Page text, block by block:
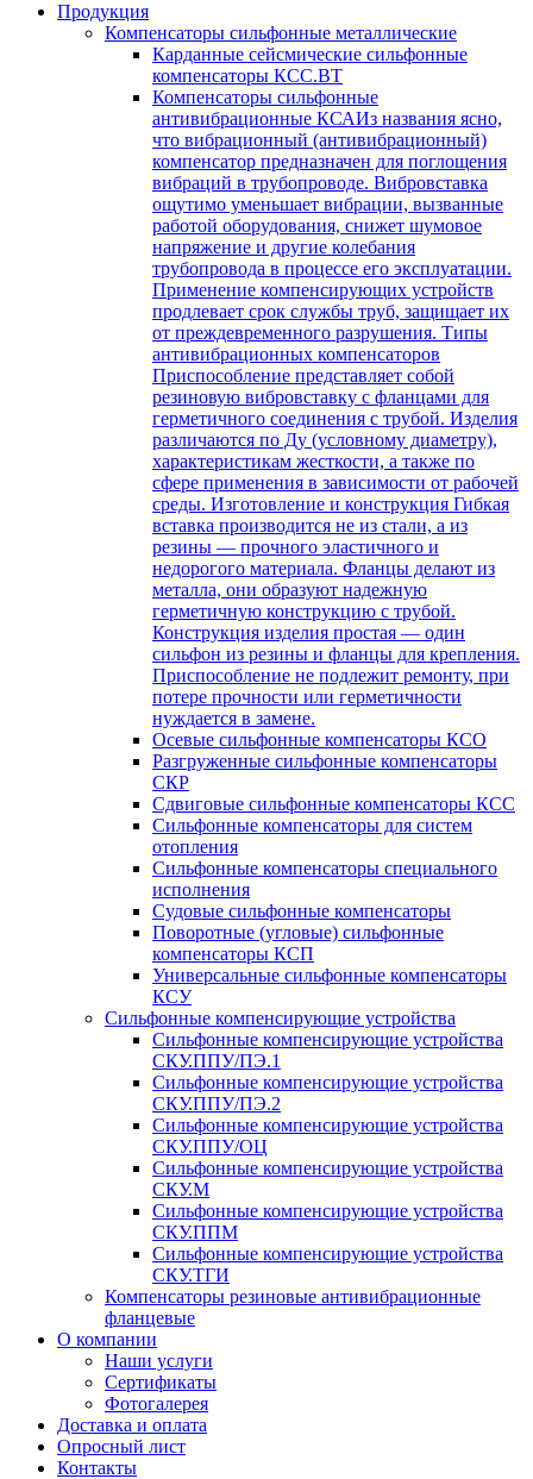
Продукция
Компенсаторы сильфонные металлические
Карданные сейсмические сильфонные
компенсаторы КСС.ВТ
Компенсаторы сильфонные
антивибрационные КСАИз названия ясно,
что вибрационный (антивибрационный)
компенсатор предназначен для поглощения
вибраций в трубопроводе. Вибровставка
ощутимо уменьшает вибрации, вызванные
работой оборудования, снижет шумовое
напряжение и другие колебания
трубопровода в процессе его эксплуатации.
Применение компенсирующих устройств
продлевает срок службы труб, защищает их
от преждевременного разрушения. Типы
антивибрационных компенсаторов
Приспособление представляет собой
резиновую вибровставку с фланцами для
герметичного соединения с трубой. Изделия
различаются по Ду (условному диаметру),
характеристикам жесткости, а также по
сфере применения в зависимости от рабочей
среды. Изготовление и конструкция Гибкая
вставка производится не из стали, а из
резины — прочного эластичного и
недорогого материала. Фланцы делают из
металла, они образуют надежную
герметичную конструкцию с трубой.
Конструкция изделия простая — один
сильфон из резины и фланцы для крепления.
Приспособление не подлежит ремонту, при
потере прочности или герметичности
нуждается в замене.
Осевые сильфонные компенсаторы КСО
Разгруженные сильфонные компенсаторы
СКР
Сдвиговые сильфонные компенсаторы КСС
Сильфонные компенсаторы для систем
отопления
Сильфонные компенсаторы специального
исполнения
Судовые сильфонные компенсаторы
Поворотные (угловые) сильфонные
компенсаторы КСП
Универсальные сильфонные компенсаторы
КСУ
Сильфонные компенсирующие устройства
Cильфонные компенсирующие устройства
СКУ.ППУ/ПЭ.1
Cильфонные компенсирующие устройства
СКУ.ППУ/ПЭ.2
Сильфонные компенсирующие устройства
СКУ.ППУ/ОЦ
Сильфонные компенсирующие устройства
СКУ.М
Сильфонные компенсирующие устройства
СКУ.ППМ
Сильфонные компенсирующие устройства
СКУ.ТГИ
Компенсаторы резиновые антивибрационные
фланцевые
О компании
Наши услуги
Сертификаты
Фотогалерея
Доставка и оплата
Опросный лист
Контакты